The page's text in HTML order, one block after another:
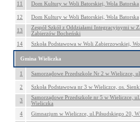
11 Dom Kultury w Woli Batorskiej, Wola Batorska
12 Dom Kultury w Woli Batorskiej, Wola Batorska
13
Zespół Szkół z Oddziałami Integracyjnymi w
Zabierzów Bocheński
14
Szkoła Podstawowa w Woli Zabierzowskiej,
Gmina Wieliczka
1 Samorządowe Przedszkole Nr 2 w Wieliczce,
2 Szkoła Podstawowa nr 3 w Wieliczce, os.
3
Samorządowe Przedszkole nr 5 w Wieliczce,
Wieliczka
4
Gimnazjum w Wieliczce, ul.Piłsudskiego 20,